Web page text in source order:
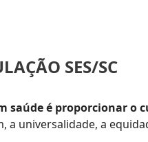
SES/SC
saúde é proporcionar
a universalidade, a